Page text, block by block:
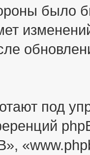
было
под